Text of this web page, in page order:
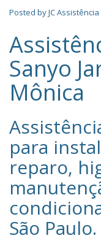
Posted byJC
Sanyo
Mônica
para
reparo,
São Paulo.